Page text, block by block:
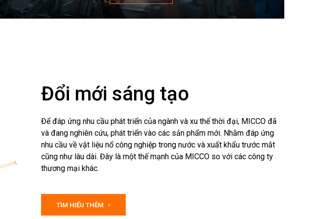
Đổi mới sáng tạo
Để đáp ứng nhu cầu phát triển của ngành và xu thế thời đại, MICCO đã
và đang nghiên cứu, phát triển vào các sản phẩm mới. Nhằm đáp ứng
nhu cầu về vật liệu nổ công nghiệp trong nước và xuất khẩu trước mắt
cũng như lâu dài. Đây là một thế mạnh của MICCO so với các công ty
thương mại khác.
TÌM HIỂU THÊM